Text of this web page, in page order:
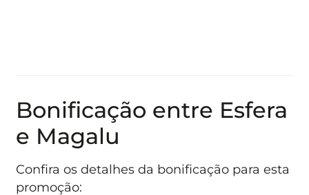
Bonificação entre Esfera
e Magalu
Confira os detalhes da bonificação para esta
promoção: